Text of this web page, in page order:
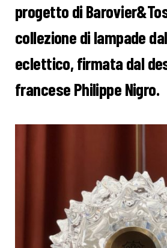
progetto di
collezione di lampade
eclettico, firmata dal
francese Philippe Nigro.